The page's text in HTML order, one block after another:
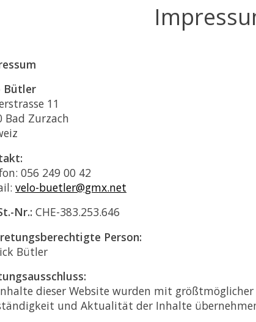
Bütler
11
Bad Zurzach
056 249 00 42
velo-buetler@gmx.net
Nr.: CHE-383.253.646
Person:
Bütler
dieser Website wurden mit
und Aktualität der Inhalte